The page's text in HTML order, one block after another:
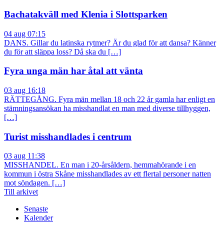
Bachatakväll med Klenia i Slottsparken
04 aug 07:15
DANS. Gillar du latinska rytmer? Är du glad för att dansa? Känner
du för att släppa loss? Då ska du […]
Fyra unga män har åtal att vänta
03 aug 16:18
RÄTTEGÅNG. Fyra män mellan 18 och 22 år gamla har enligt en
stämningsansökan ha misshandlat en man med diverse tillhyggen,
[…]
Turist misshandlades i centrum
03 aug 11:38
MISSHANDEL. En man i 20-årsåldern, hemmahörande i en
kommun i östra Skåne misshandlades av ett flertal personer natten
mot söndagen. […]
Till arkivet
Senaste
Kalender